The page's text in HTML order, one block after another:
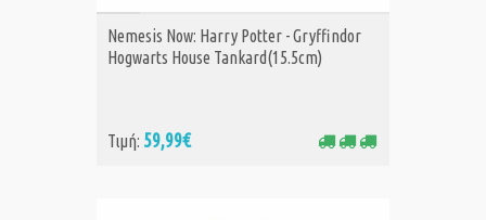
ΑΓΟΡΑ
Nemesis Now: Harry Potter - Gryffindor
Hogwarts House Tankard(15.5cm)
Τιμή: 59,99€